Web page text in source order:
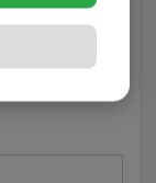
este artículo.